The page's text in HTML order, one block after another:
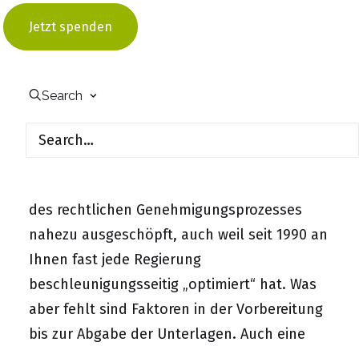
Jetzt spenden
Search
grundsätzlich zu begrüßen. Darüber hinaus
stellt sich die Frage, ob der Gesetzgeber mit
erwischt, um in Deutschland die
qualitativ verlässlich zu bewerkstelligen.
des rechtlichen Genehmigungsprozesses
nahezu ausgeschöpft, auch weil seit 1990 an
Ihnen fast jede Regierung
beschleunigungsseitig „optimiert“ hat. Was
aber fehlt sind Faktoren in der Vorbereitung
bis zur Abgabe der Unterlagen. Auch eine